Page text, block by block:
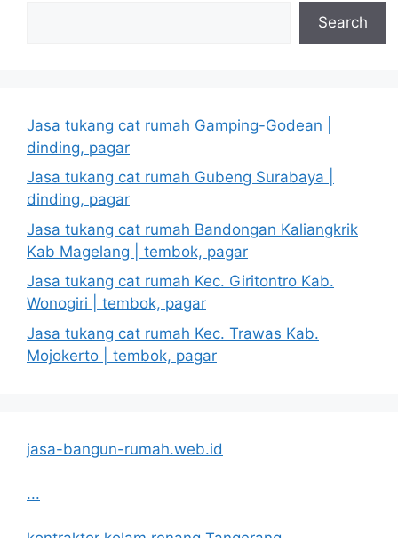
Search
Jasa tukang cat rumah Gamping-Godean |
dinding, pagar
Jasa tukang cat rumah Gubeng Surabaya |
dinding, pagar
Jasa tukang cat rumah Bandongan Kaliangkrik
Kab Magelang | tembok, pagar
Jasa tukang cat rumah Kec. Giritontro Kab.
Wonogiri | tembok, pagar
Jasa tukang cat rumah Kec. Trawas Kab.
Mojokerto | tembok, pagar
jasa-bangun-rumah.web.id
...